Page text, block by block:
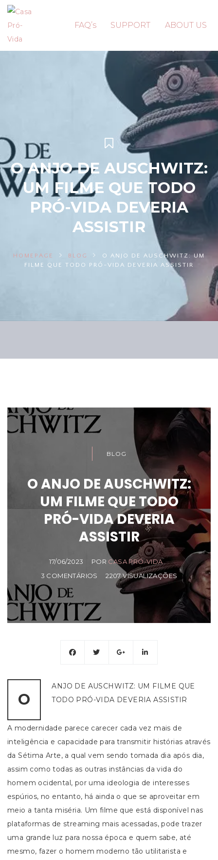
FAQ’s SUPPORT ABOUT US
O ANJO DE AUSCHWITZ:
UM FILME QUE TODO
PRÓ-VIDA DEVERIA
ASSISTIR
HOMEPAGE BLOG
O ANJO DE AUSCHWITZ: UM
FILME QUE TODO PRÓ-VIDA DEVERIA ASSISTIR
BLOG
O ANJO DE AUSCHWITZ:
UM FILME QUE TODO
PRÓ-VIDA DEVERIA
ASSISTIR
17/06/2023 POR CASA PRÓ-VIDA
3 COMENTÁRIOS
2207 VISUALIZAÇÕES
O
ANJO DE AUSCHWITZ: UM FILME QUE
TODO PRÓ-VIDA DEVERIA ASSISTIR
A modernidade parece carecer cada vez mais de
inteligência e capacidade para transmitir histórias através
da Sétima Arte, a qual vem sendo tomada dia após dia,
assim como todas as outras instâncias da vida do
homem ocidental, por uma ideologia de interesses
espúrios, no entanto, há ainda o que se aproveitar em
meio a tanta miséria. Um filme que está disponível nas
plataformas de streaming mais acessadas, pode trazer
uma grande luz para nossa época e quem sabe, até
mesmo, fazer o homem moderno tão utilitarista e